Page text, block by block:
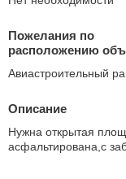
Пожелания по
расположению
Авиастроительный
Описание
Нужна открытая
асфальтирована,с